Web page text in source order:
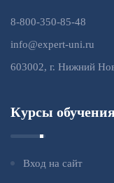
8-800-350-85-48
info@expert-uni.ru
603002, г. Нижний
Курсы
Вход на сайт